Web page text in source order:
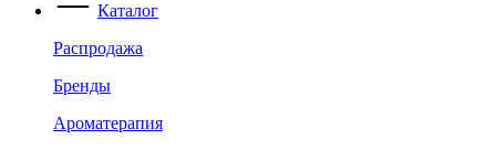
Каталог
Распродажа
Бренды
Ароматерапия